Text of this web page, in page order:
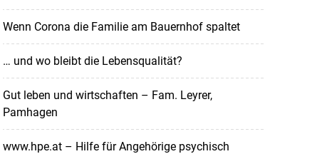
Wenn Corona die Familie am Bauernhof spaltet
… und wo bleibt die Lebensqualität?
Gut leben und wirtschaften – Fam. Leyrer,
Pamhagen
www.hpe.at – Hilfe für Angehörige psychisch